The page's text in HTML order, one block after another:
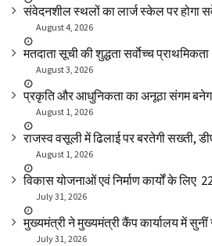
संवेदनशील स्थलों का लार्ज स्केल पर होगा
August 4, 2026
मतदाता सूची की शुद्धता सर्वाेच्च प्राथमिकता
August 3, 2026
प्रकृति और आधुनिकता का अनूठा संगम बनेगा
August 1, 2026
राजस्व वसूली में ढिलाई पर बरतेगी सख्ती,
August 1, 2026
विकास योजनाओं एवं निर्माण कार्यों के लिए ₹
July 31, 2026
मुख्यमंत्री ने मुख्यमंत्री कैंप कार्यालय में
July 31, 2026